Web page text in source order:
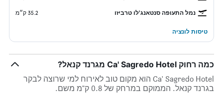
נמל התעופה סנטאנג'לו טרביזו 35.2 ק״מ
טיסות לונציה
כמה רחוק Ca' Sagredo Hotel מגרנד קנאל?
Ca' Sagredo Hotel הוא מקום טוב לאירוח למי שרוצה לבקר
בגרנד קנאל. הממוקם במרחק של 0.8 ק"מ משם.